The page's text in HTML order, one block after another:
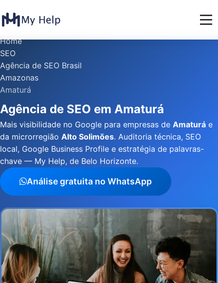
Home
SEO
Agência de SEO Brasil
Amazonas
Amaturá
Agência de SEO em Amaturá
Mais visibilidade no Google para empresas de Amaturá e
da microrregião Alto Solimões. Auditoria técnica, SEO
local, Google Business Profile e estratégia de palavras-
chave — My Help, de Belo Horizonte.
Análise gratuita no WhatsApp